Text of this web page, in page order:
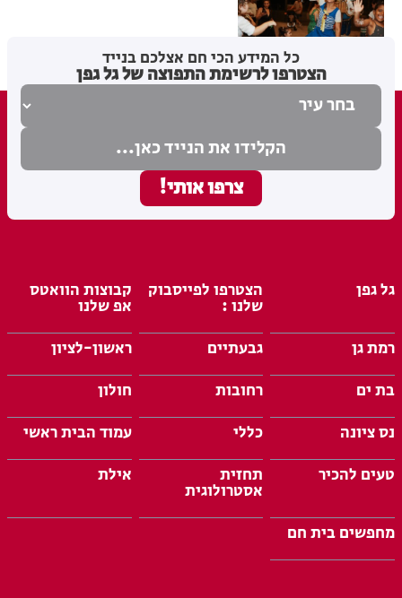
כל המידע הכי חם אצלכם בנייד
הצטרפו לרשימת התפוצה של גל גפן
גל גפן הצטרפו לפייסבוק
שלנו :
קבוצות הוואטס
אפ שלנו
רמת גן
גבעתיים
ראשון-לציון
בת ים
רחובות
חולון
נס ציונה
כללי
עמוד הבית ראשי
טעים להכיר
תחזית
אסטרולוגית
אילת
מחפשים בית חם